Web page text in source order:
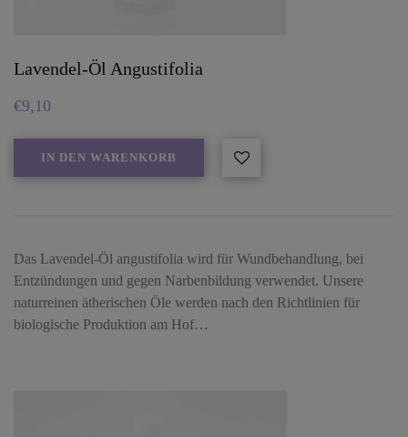
Lavendel-Öl Angustifolia
€9,10
IN DEN WARENKORB
Das Lavendel-Öl angustifolia wird für Wundbehandlung, bei
Entzündungen und gegen Narbenbildung verwendet. Unsere
naturreinen ätherischen Öle werden nach den Richtlinien für
biologische Produktion am Hof…